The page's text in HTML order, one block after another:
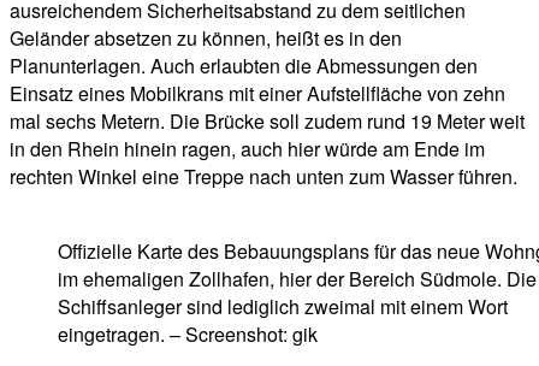
ausreichendem Sicherheitsabstand zu dem seitlichen
Geländer absetzen zu können, heißt es in den
Planunterlagen. Auch erlaubten die Abmessungen den
Einsatz eines Mobilkrans mit einer Aufstellfläche von zehn
mal sechs Metern. Die Brücke soll zudem rund 19 Meter weit
in den Rhein hinein ragen, auch hier würde am Ende im
rechten Winkel eine Treppe nach unten zum Wasser führen.
Offizielle Karte des Bebauungsplans für das neue
im ehemaligen Zollhafen, hier der Bereich Südmole. Die
Schiffsanleger sind lediglich zweimal mit einem Wort
eingetragen. – Screenshot: gik